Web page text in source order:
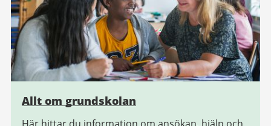
Allt om grundskolan